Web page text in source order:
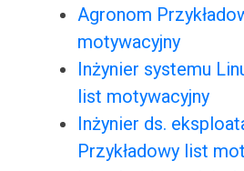
Agronom
motywacyjny
Inżynier systemu
list motywacyjny
Inżynier ds.
Przykładowy list